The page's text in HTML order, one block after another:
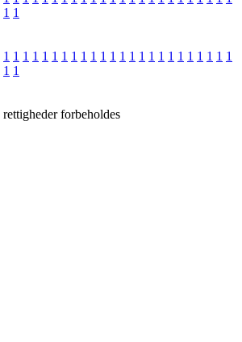
1 1
1 1 1 1 1 1 1 1 1 1 1 1 1 1 1 1 1 1 1 1 1 1 1 1
1 1
forbeholdes